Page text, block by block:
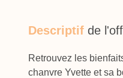
Descriptif de
Retrouvez les
chanvre Yvette et sa